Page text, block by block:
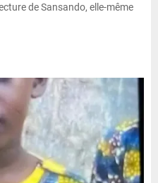
de Sansando, elle-même